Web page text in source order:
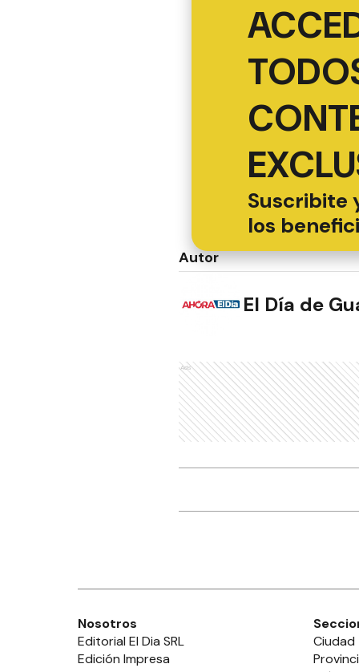
Suscribite
los
Autor
El Día de
Ads
Nosotros
Editorial El Dia SRL
Edición Impresa
Ciudad